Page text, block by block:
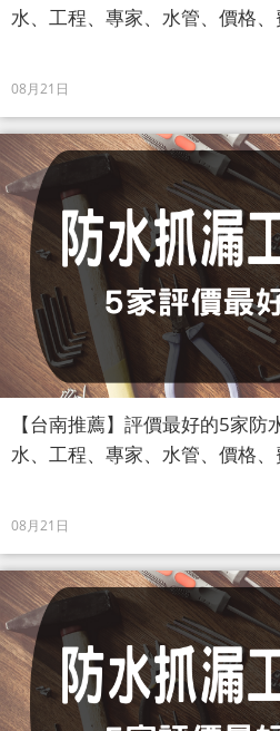
水、工程、專家、水管、價格
08月21日
【台南推薦】評價最好的5家
水、工程、專家、水管、價格
08月21日